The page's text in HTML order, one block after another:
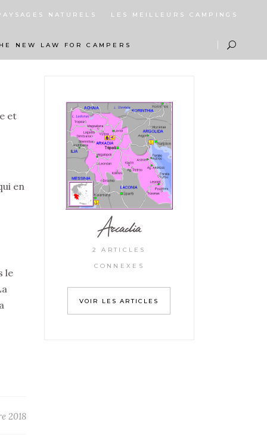
NATURELS LES MEILLEURS CAMPINGS
NEW LAW FOR CAMPERS
et
en
le
2018
Arcadia
2 ARTICLES
CONNEXES
VOIR LES ARTICLES